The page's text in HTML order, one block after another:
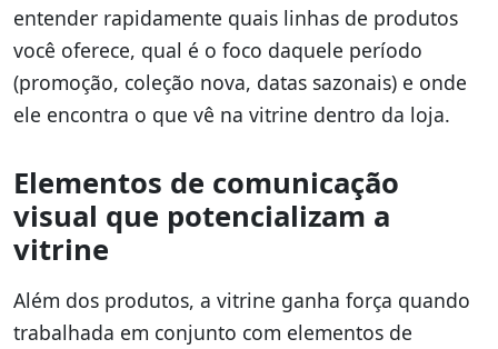
entender rapidamente quais linhas de produtos
você oferece, qual é o foco daquele período
(promoção, coleção nova, datas sazonais) e onde
ele encontra o que vê na vitrine dentro da loja.
Elementos de comunicação
visual que potencializam a
vitrine
Além dos produtos, a vitrine ganha força quando
trabalhada em conjunto com elementos de